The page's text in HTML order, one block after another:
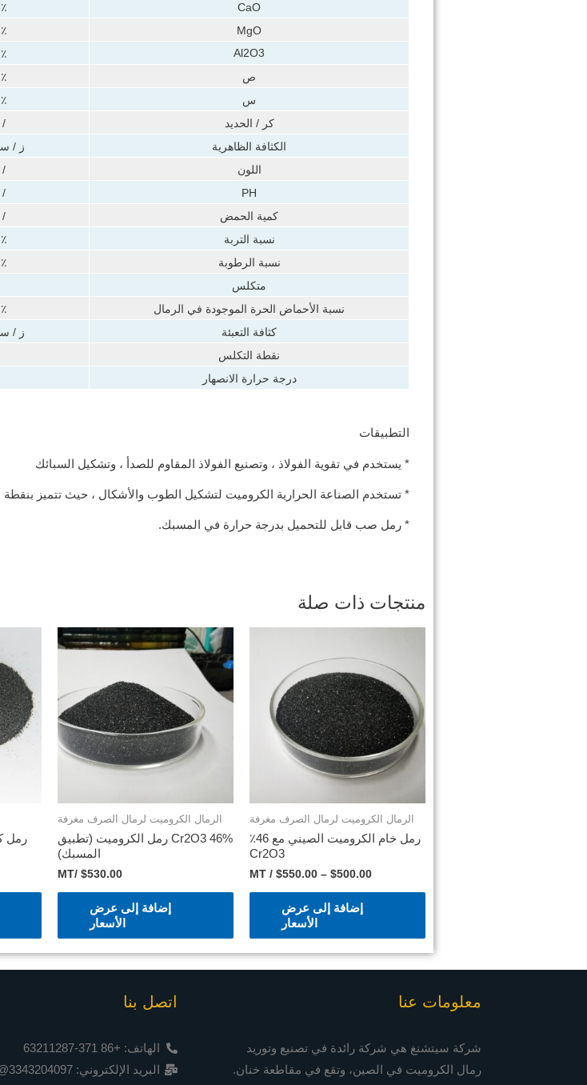
CaO
٪
MgO
٪
Al2O3
٪
ص
٪
س
٪
كر / الحديد
/
الكثافة الظاهرية
ز /
اللون
/
PH
/
كمية الحمض
/
نسبة التربة
٪
نسبة الرطوبة
٪
متكلس
نسبة الأحماض الحرة الموجودة في الرمال
٪
كثافة التعبئة
ز /
نقطة التكلس
درجة حرارة الانصهار
التطبيقات
* يستخدم في تقوية الفولاذ ، وتصنيع الفولاذ المقاوم للصدأ ، وتشكيل السبائك
* تستخدم الصناعة الحرارية الكروميت لتشكيل الطوب والأشكال ، حيث تتميز بنقطة
* رمل صب قابل للتحميل بدرجة حرارة في المسبك.
منتجات ذات صلة
الرمال الكروميت لرمال الصرف مغرفة
رمل خام الكروميت الصيني مع 46٪
Cr2O3
$500.00
–
$550.00
/ MT
إضافة إلى عرض
الأسعار
الرمال الكروميت لرمال الصرف مغرفة
46% Cr2O3 رمل الكروميت (تطبيق
المسبك)
$530.00
/MT
إضافة إلى عرض
الأسعار
معلومات عنا
شركة سيتشنغ هي شركة رائدة في تصنيع وتوريد
رمال الكروميت في الصين، وتقع في مقاطعة خنان.
اتصل بنا
الهاتف: +86 371-63211287
البريد الإلكتروني: 3343204097@qq.com